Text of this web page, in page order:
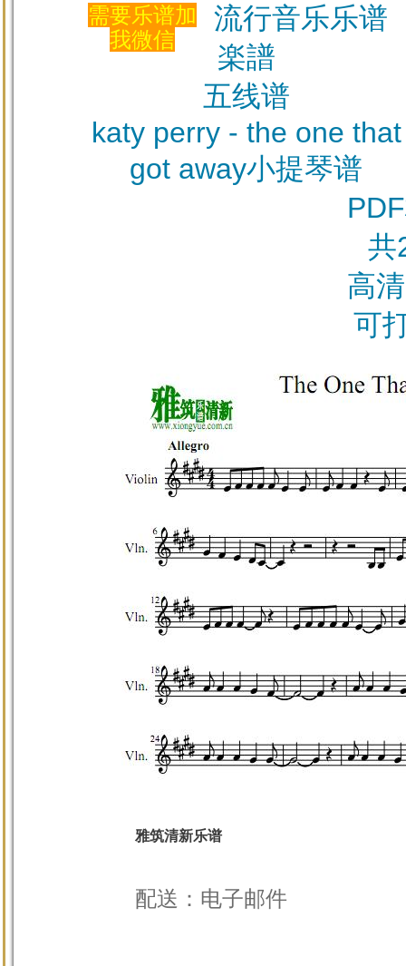
需要乐谱加
我微信
流行音乐乐谱
楽譜
五线谱
katy perry - the one that
got away小提琴谱
共
高
可
雅筑清新乐谱
配送：电子邮件